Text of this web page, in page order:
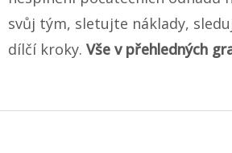
svůj tým, sletujte náklady,
dílčí kroky. Vše v přehledných